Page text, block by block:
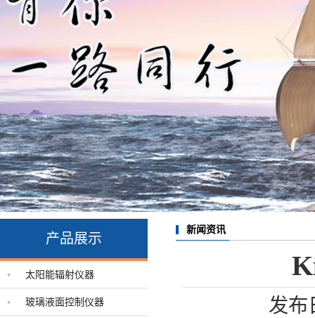
产品展示
太阳能辐射仪器
玻璃液面控制仪器
新闻资讯
发布